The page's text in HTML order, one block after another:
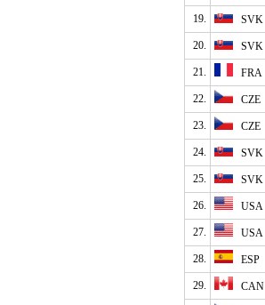
19. SVK
20. SVK
21. FRA
22. CZE
23. CZE
24. SVK
25. SVK
26. USA
27. USA
28. ESP
29. CAN